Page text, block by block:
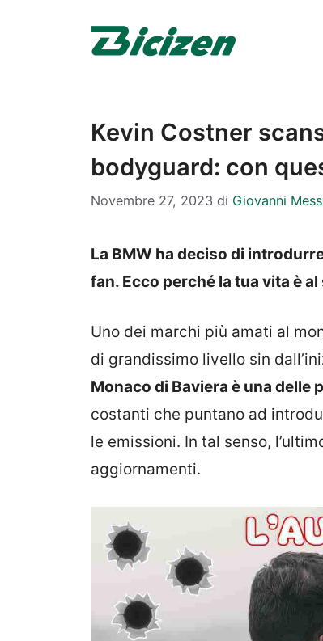
Kevin Costner
bodyguard: con
Novembre 27, 2023 di Giovanni
La BMW ha deciso di
fan. Ecco perché la tua vita è
Uno dei marchi più amati al
di grandissimo livello sin
Monaco di Baviera è una delle
costanti che puntano ad
le emissioni. In tal senso,
aggiornamenti.